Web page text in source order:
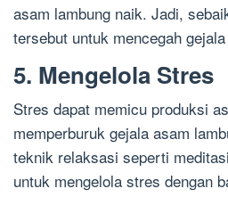
asam lambung naik. Jadi,
tersebut untuk mencegah
5. Mengelola Stres
Stres dapat memicu produksi
memperburuk gejala asam
teknik relaksasi seperti
untuk mengelola stres dengan